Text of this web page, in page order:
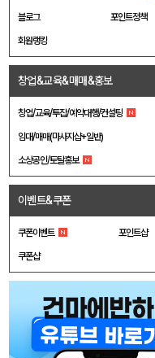
블로그 포인트정책
회원랭킹
창업&교육&매매&홍보
창업/교육/투잡/예약대행/컨설팅
임대/매매(마사지샵+일반)
소상공인/토탈홍보
이벤트&쿠폰
쿠폰이벤트 포인트샵
쿠폰샵